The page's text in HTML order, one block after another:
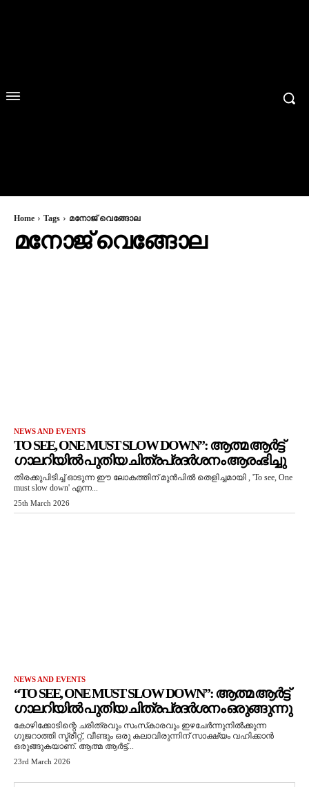
Home Tags മനോജ് വെങ്ങോല
മനോജ് വെങ്ങോല
NEWS AND EVENTS
TO SEE, ONE MUST SLOW DOWN”: ആത്മ ആർട്ട്
ഗാലറിയിൽ പുതിയ ചിത്രപ്രദർശനം ആരംഭിച്ചു
തിരക്കുപിടിച്ച് ഓടുന്ന ഈ ലോകത്തിന് മുൻപിൽ തെളിച്ചമായി , 'To see, One
must slow down' എന്ന...
25th March 2026
NEWS AND EVENTS
“TO SEE, ONE MUST SLOW DOWN”: ആത്മ ആർട്ട്
ഗാലറിയിൽ പുതിയ ചിത്രപ്രദർശനം ഒരുങ്ങുന്നു
കോഴിക്കോടിന്റെ ചരിത്രവും സംസ്‌കാരവും ഇഴചേർന്നുനിൽക്കുന്ന
ഗുജറാത്തി സ്ട്രീറ്റ്, വീണ്ടും ഒരു കലാവിരുന്നിന് സാക്ഷ്യം വഹിക്കാൻ
ഒരുങ്ങുകയാണ്. ആത്മ ആർട്ട്...
23rd March 2026